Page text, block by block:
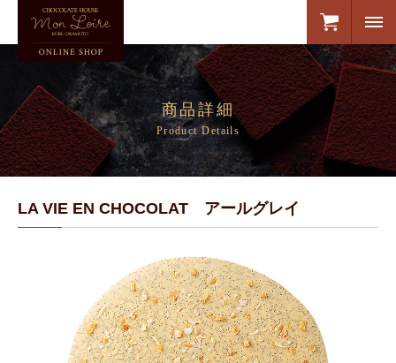
商品詳細
Product Details
LA VIE EN CHOCOLAT アールグレイ